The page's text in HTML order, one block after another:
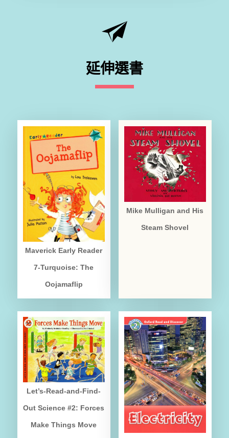
延伸選書
Maverick Early Reader
7-Turquoise: The
Oojamaflip
Mike Mulligan and His
Steam Shovel
Let’s-Read-and-Find-
Out Science #2: Forces
Make Things Move